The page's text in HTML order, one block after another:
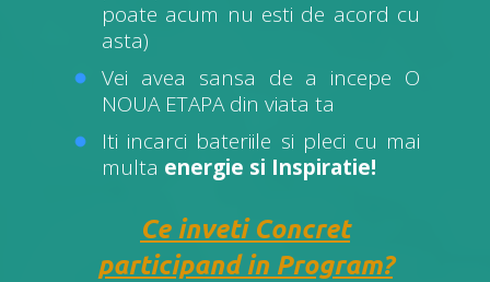
poate acum nu esti de acord cu
asta)
Vei avea sansa de a incepe O
NOUA ETAPA din viata ta
Iti incarci bateriile si pleci cu mai
multa energie si Inspiratie!
Ce inveti Concret
participand in Program?